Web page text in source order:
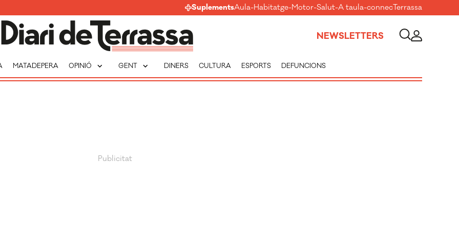
SuplementsAula-Habitatge-Motor-Salut-A taula-connecTerrassa
NEWSLETTERS
MATADEPERA OPINIÓ expand_more GENT expand_more DINERS CULTURA ESPORTS DEFUNCIONS